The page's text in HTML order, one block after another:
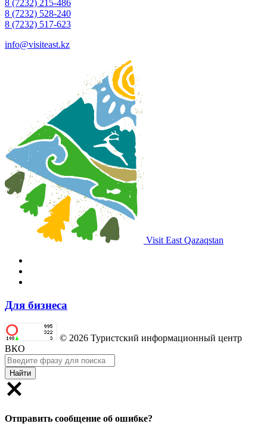
8 (7232) 215-486
8 (7232) 528-240
8 (7232) 517-623
info@visiteast.kz
Visit East Qazaqstan
Для бизнеса
© 2026 Туристский информационный центр
ВКО
Найти
Отправить сообщение об ошибке?